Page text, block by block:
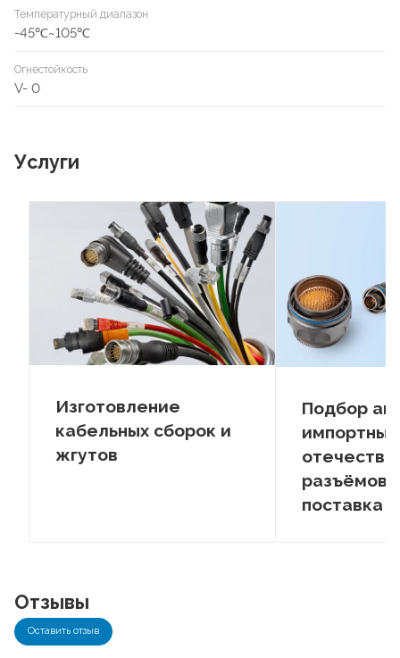
Температурный диапазон
-45℃~105℃
Огнестойкость
V- 0
Услуги
Изготовление
кабельных сборок и
жгутов
Подбор
разъёмов
поставка
Отзывы
Оставить отзыв